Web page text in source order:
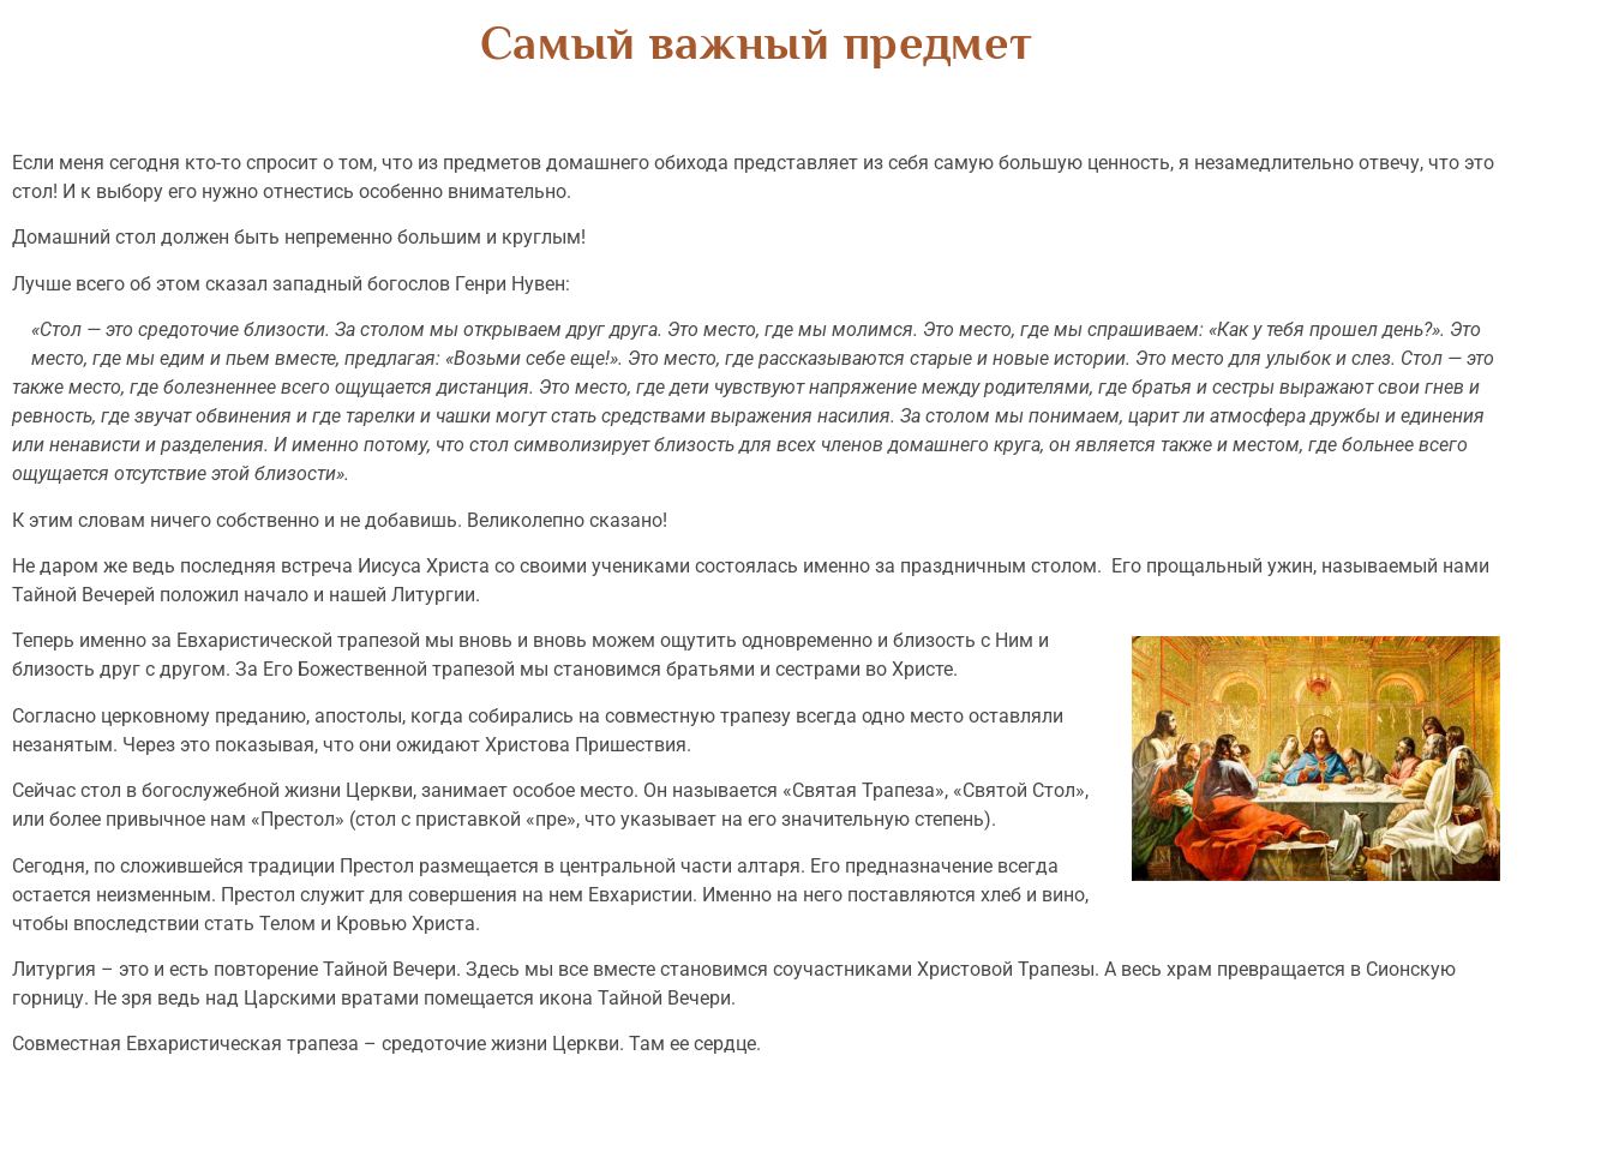
Самый важный предмет
Если меня сегодня кто-то спросит о том, что из предметов домашнего обихода представляет из себя самую большую ценность, я незамедлительно отвечу, что это
стол! И к выбору его нужно отнестись особенно внимательно.
Домашний стол должен быть непременно большим и круглым!
Лучше всего об этом сказал западный богослов Генри Нувен:
«Стол — это средоточие близости. За столом мы от­крываем друг друга. Это место, где мы молимся. Это место, где мы спрашиваем: «Как у тебя прошел день?». Это
место, где мы едим и пьем вместе, предлагая: «Возь­ми себе еще!». Это место, где рассказываются старые и новые истории. Это место для улыбок и слез. Стол — это
также место, где болезненнее всего ощущается дистан­ция. Это место, где дети чувствуют напряжение между родителями, где братья и сестры выражают свои гнев и
ревность, где звучат обвинения и где тарелки и чаш­ки могут стать средствами выражения насилия. За сто­лом мы понимаем, царит ли атмосфера дружбы и еди­нения
или ненависти и разделения. И именно потому, что стол символизирует близость для всех членов до­машнего круга, он является также и местом, где больнее всего
ощущается отсутствие этой близости».
К этим словам ничего собственно и не добавишь. Великолепно сказано!
Не даром же ведь последняя встреча Иисуса Христа со своими учениками состоялась именно за праздничным столом. Его прощальный ужин, называемый нами
Тайной Вечерей положил начало и нашей Литургии.
Теперь именно за Евхаристической трапезой мы вновь и вновь можем ощутить одновременно и близость с Ним и
близость друг с другом. За Его Божественной трапезой мы становимся братьями и сестрами во Христе.
Согласно церковному преданию, апостолы, когда собирались на совместную трапезу всегда одно место оставляли
незанятым. Через это показывая, что они ожидают Христова Пришествия.
Сейчас стол в богослужебной жизни Церкви, занимает особое место. Он называется «Святая Трапеза», «Святой Стол»,
или более привычное нам «Престол» (стол с приставкой «пре», что указывает на его значительную степень).
Сегодня, по сложившейся традиции Престол размещается в центральной части алтаря. Его предназначение всегда
остается неизменным. Престол служит для совершения на нем Евхаристии. Именно на него поставляются хлеб и вино,
чтобы впоследствии стать Телом и Кровью Христа.
Литургия – это и есть повторение Тайной Вечери. Здесь мы все вместе становимся соучастниками Христовой Трапезы. А весь храм превращается в Сионскую
горницу. Не зря ведь над Царскими вратами помещается икона Тайной Вечери.
Совместная Евхаристическая трапеза – средоточие жизни Церкви. Там ее сердце.